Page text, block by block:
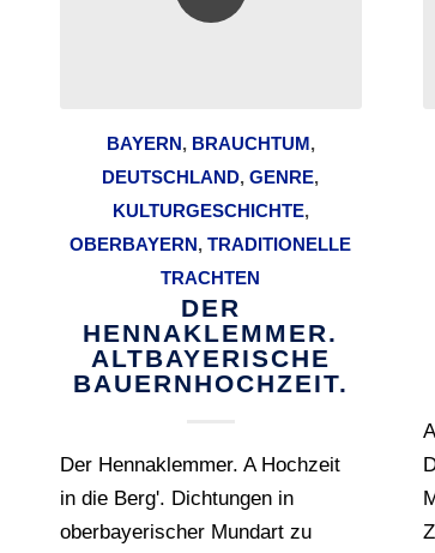
BAYERN, BRAUCHTUM,
DEUTSCHLAND,GENRE,
KULTURGESCHICHTE,
OBERBAYERN,TRADITIONELLE
TRACHTEN
DER
HENNAKLEMMER.
ALTBAYERISCHE
BAUERNHOCHZEIT.
Der Hennaklemmer. A Hochzeit
in die Berg'. Dichtungen in
oberbayerischer Mundart zu